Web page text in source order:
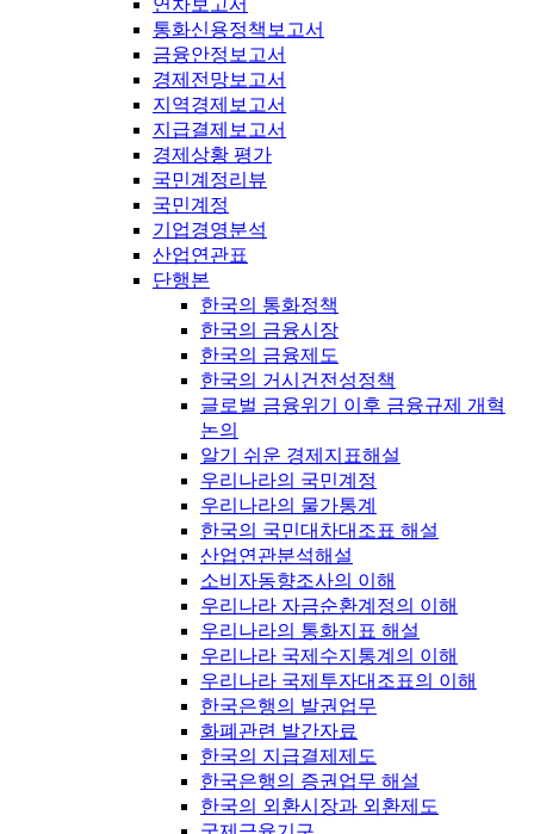
연차보고서
통화신용정책보고서
금융안정보고서
경제전망보고서
지역경제보고서
지급결제보고서
경제상황 평가
국민계정리뷰
국민계정
기업경영분석
산업연관표
단행본
한국의 통화정책
한국의 금융시장
한국의 금융제도
한국의 거시건전성정책
글로벌 금융위기 이후 금융규제 개혁
논의
알기 쉬운 경제지표해설
우리나라의 국민계정
우리나라의 물가통계
한국의 국민대차대조표 해설
산업연관분석해설
소비자동향조사의 이해
우리나라 자금순환계정의 이해
우리나라의 통화지표 해설
우리나라 국제수지통계의 이해
우리나라 국제투자대조표의 이해
한국은행의 발권업무
화폐관련 발간자료
한국의 지급결제제도
한국은행의 증권업무 해설
한국의 외환시장과 외환제도